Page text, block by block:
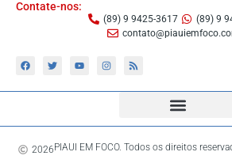
Contate-nos:
(89) 9 9425-3617
(89) 9
2026PIAUI EM FOCO. Todos os direitos